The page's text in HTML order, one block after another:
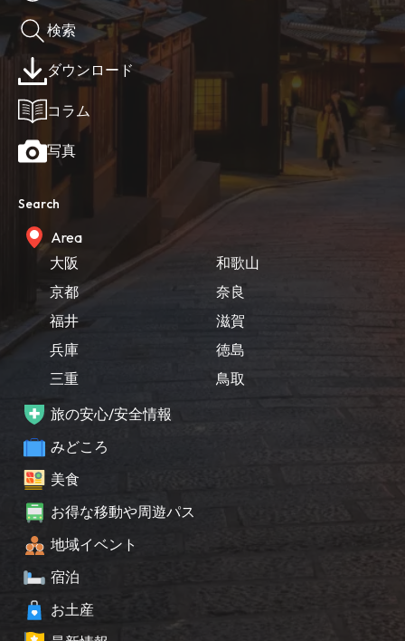
検索
ダウンロード
コラム
写真
Search
Area
大阪
京都
福井
兵庫
三重
和歌山
奈良
滋賀
徳島
鳥取
旅の安心/安全情報
みどころ
美食
お得な移動や周遊パス
地域イベント
宿泊
お土産